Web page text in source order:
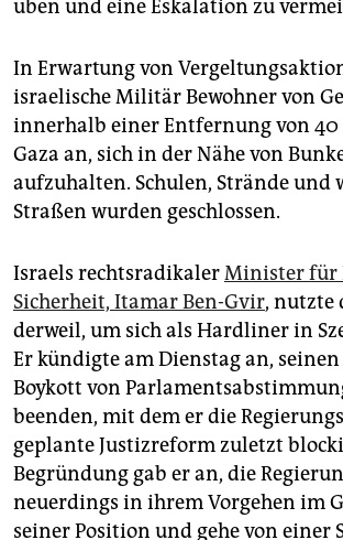
üben und eine Eskalation zu
In Erwartung von
israelische Militär Bewohner von
innerhalb einer Entfernung von
Gaza an, sich in der Nähe von
aufzuhalten. Schulen, Strände und
Straßen wurden geschlossen.
Israels rechtsradikalerMinister für
Sicherheit, ­Itamar Ben-Gvir, nutzte
derweil, um sich als Hardliner in
Er kündigte am Dienstag an,
Boykott von
beenden, mit dem er die
geplante Justizreform zuletzt
Begründung gab er an, die
neuerdings in ihrem Vorgehen im
seiner Position und gehe von einer